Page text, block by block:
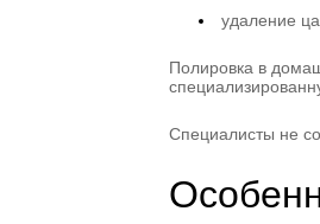
удаление
Полировка в
Специалисты не